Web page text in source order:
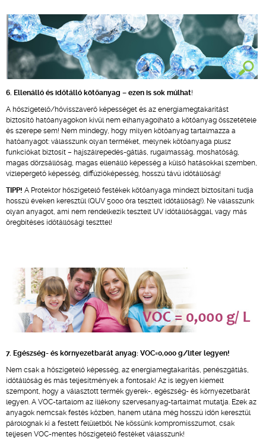
6. Ellenálló és időtálló kötőanyag – ezen is sok múlhat!
A hőszigetelő/hővisszaverő képességet és az energiamegtakarítást
biztosító hatóanyagokon kívül nem elhanyagolható a kötőanyag összetétele
és szerepe sem! Nem mindegy, hogy milyen kötőanyag tartalmazza a
hatóanyagot: válasszunk olyan terméket, melynek kötőanyaga plusz
funkciókat biztosít – hajszálrepedés-gátlás, rugalmasság, moshatóság,
magas dörzsállóság, magas ellenálló képesség a külső hatásokkal szemben,
vízlepergető képesség, diffúzióképesség, hosszú távú időtállóság!
TIPP! A Protektor hőszigetelő festékek kötőanyaga mindezt biztosítani tudja
hosszú éveken keresztül (QUV 5000 óra tesztelt időtállóság!). Ne válasszunk
olyan anyagot, ami nem rendelkezik tesztelt UV időtállósággal, vagy más
öregbítéses időtállósági teszttel!
7. Egészség- és környezetbarát anyag: VOC=0,000 g/liter legyen!
Nem csak a hőszigetelő képesség, az energiamegtakarítás, penészgátlás,
időtállóság és más teljesítmények a fontosak! Az is legyen kiemelt
szempont, hogy a választott termék gyerek-, egészség- és környezetbarát
legyen. A VOC-tartalom az illékony szervesanyag-tartalmat mutatja. Ezek az
anyagok nemcsak festés közben, hanem utána még hosszú időn keresztül
párolognak ki a festett felületből. Ne kössünk kompromisszumot, csak
teljesen VOC-mentes hőszigetelő festéket válasszunk!